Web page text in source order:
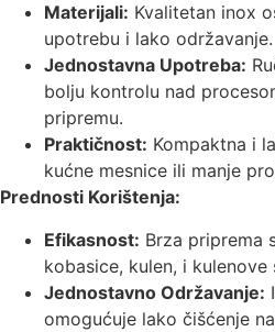
Materijali: Kvalitetan inox
upotrebu i lako održavanje.
Jednostavna Upotreba:
bolju kontrolu nad
pripremu.
Praktičnost: Kompaktna i
kućne mesnice ili manje
Prednosti Korištenja:
Efikasnost: Brza priprema
kobasice, kulen, i kulenove
Jednostavno Održavanje:
omogućuje lako čišćenje